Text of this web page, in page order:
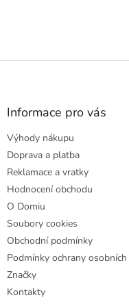
Z
Informace pro vás
Výhody nákupu
Doprava a platba
Reklamace a vratky
Hodnocení obchodu
O Domiu
Soubory cookies
Obchodní podmínky
Podmínky ochrany
Značky
Kontakty